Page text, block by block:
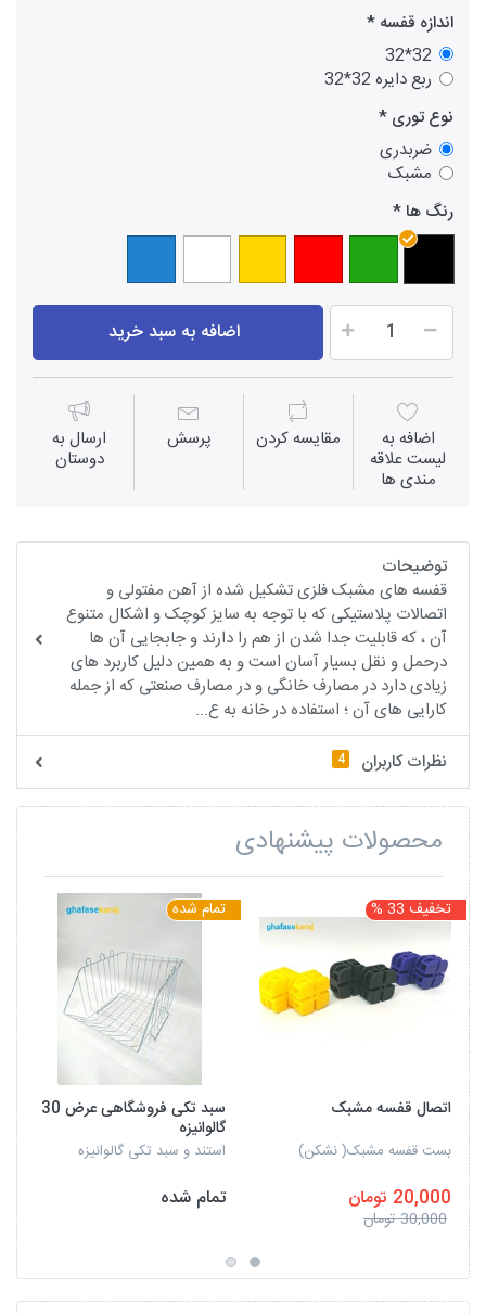
اندازه قفسه
32*32
ربع دایره 32*32
نوع توری
ضربدری
مشبک
رنگ ها
اضافه به سبد خرید
اضافه به
لیست علاقه
مندی ها
مقايسه كردن پرسش ارسال به
دوستان
توضیحات
قفسه های مشبک فلزی تشکیل شده از آهن مفتولی و
اتصالات پلاستیکی که با توجه به سایز کوچک و اشکال متنوع
آن ، که قابلیت جدا شدن از هم را دارند و جابجایی آن ها
درحمل و نقل بسیار آسان است و به همین دلیل کاربرد های
زیادی دارد در مصارف خانگی و در مصارف صنعتی که از جمله
کارایی های آن ؛ استفاده در خانه به ع...
نظرات کاربران
4
محصولات پیشنهادی
تخفیف 33 %
اتصال قفسه مشبک
بست قفسه مشبک( نشکن)
20,000 تومان
30,000 تومان
تمام شده
سبد تکی فروشگاهی عرض 30
گالوانیزه
استند و سبد تکی گالوانیزه
تمام شده